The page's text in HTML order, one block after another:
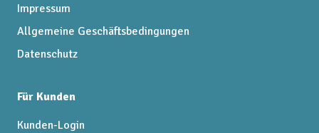
Impressum
Allgemeine Geschäftsbedingungen
Datenschutz
Für Kunden
Kunden-Login